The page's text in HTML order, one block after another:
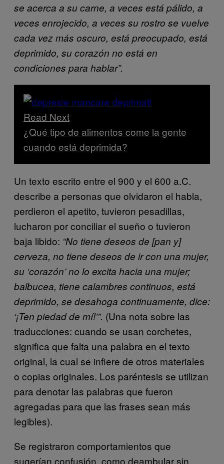
se acerca a su carne, a veces está pálido, a
veces enrojecido, a veces su rostro se vuelve
cada vez más oscuro, está preocupado, está
deprimido, su corazón no está en
condiciones para hablar”.
Read Next
¿Qué tipo de alimentos come la gente
cuando está deprimida?
Un texto escrito entre el 900 y el 600 a.C.
describe a personas que olvidaron el habla,
perdieron el apetito, tuvieron pesadillas,
lucharon por conciliar el sueño o tuvieron
baja libido: “No tiene deseos de [pan y]
cerveza, no tiene deseos de ir con una mujer,
su ‘corazón’ no lo excita hacia una mujer;
balbucea, tiene calambres continuos, está
deprimido, se desahoga continuamente, dice:
‘¡Ten piedad de mí!’”. (Una nota sobre las
traducciones: cuando se usan corchetes,
significa que falta una palabra en el texto
original, la cual se infiere de otros materiales
o copias originales. Los paréntesis se utilizan
para denotar las palabras que fueron
agregadas para que las frases sean más
legibles).
Se registraron comportamientos que
sugerían confusión, como deambular sin